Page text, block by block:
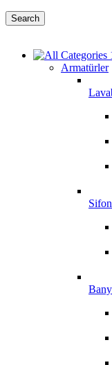
Search
Armatürler
Sifon